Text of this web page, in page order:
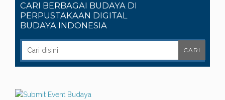
CARI BERBAGAI BUDAYA DI
PERPUSTAKAAN DIGITAL
BUDAYA INDONESIA